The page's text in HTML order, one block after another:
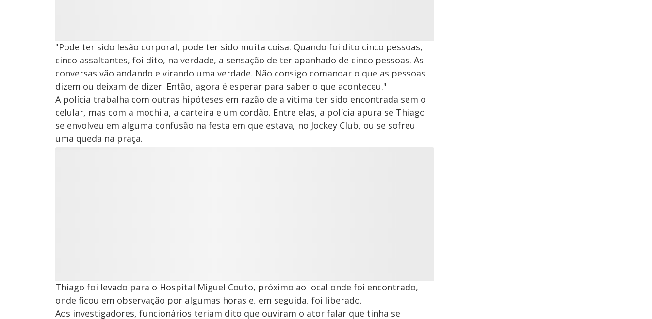
"Pode ter sido lesão corporal, pode ter sido muita coisa. Quando foi dito cinco pessoas,
cinco assaltantes, foi dito, na verdade, a sensação de ter apanhado de cinco pessoas. As
conversas vão andando e virando uma verdade. Não consigo comandar o que as pessoas
dizem ou deixam de dizer. Então, agora é esperar para saber o que aconteceu."
A polícia trabalha com outras hipóteses em razão de a vítima ter sido encontrada sem o
celular, mas com a mochila, a carteira e um cordão. Entre elas, a polícia apura se Thiago
se envolveu em alguma confusão na festa em que estava, no Jockey Club, ou se sofreu
uma queda na praça.
Thiago foi levado para o Hospital Miguel Couto, próximo ao local onde foi encontrado,
onde ficou em observação por algumas horas e, em seguida, foi liberado.
Aos investigadores, funcionários teriam dito que ouviram o ator falar que tinha se